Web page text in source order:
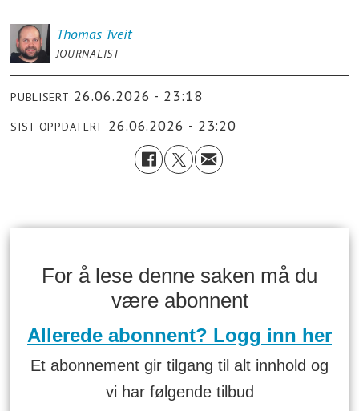
Thomas Tveit
JOURNALIST
PUBLISERT 26.06.2026 - 23:18
SIST OPPDATERT 26.06.2026 - 23:20
For å lese denne saken må du
være abonnent
Allerede abonnent? Logg inn her
Et abonnement gir tilgang til alt innhold og
vi har følgende tilbud